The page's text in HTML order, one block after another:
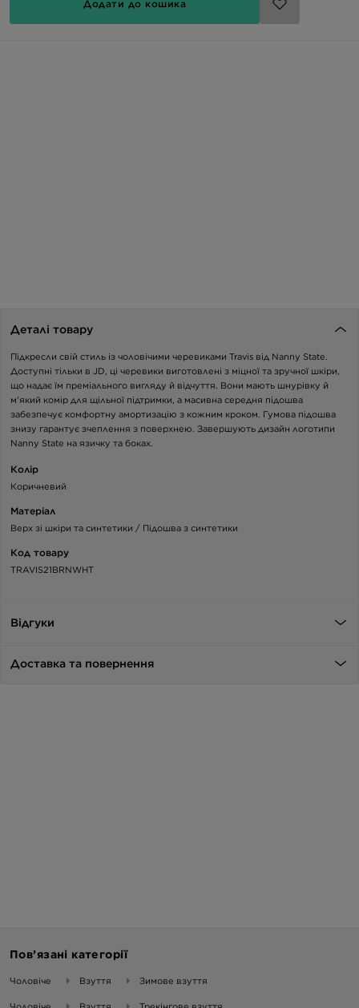
Додати до кошика
Деталі товару
Підкресли свій стиль із чоловічими черевиками Travis від Nanny State.
Доступні тільки в JD, ці черевики виготовлені з міцної та зручної шкіри,
що надає їм преміального вигляду й відчуття. Вони мають шнурівку й
м’який комір для щільної підтримки, а масивна середня підошва
забезпечує комфортну амортизацію з кожним кроком. Гумова підошва
знизу гарантує зчеплення з поверхнею. Завершують дизайн логотипи
Nanny State на язичку та боках.
Колір
Коричневий
Матеріал
Верх зі шкіри та синтетики / Підошва з синтетики
Код товару
TRAVIS21BRNWHT
Відгуки
Доставка та повернення
Пов’язані категорії
Чоловіче Взуття Зимове взуття